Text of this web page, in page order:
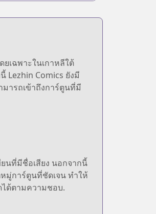
เฉพาะในเกาหลีใต้
Comics ยังมี
ารถเข้าถึงการ์ตูนที่มี
นที่มีชื่อเสียง นอกจากนี้
มู่การ์ตูนที่ชัดเจน ทำให้
ด้ตามความชอบ.